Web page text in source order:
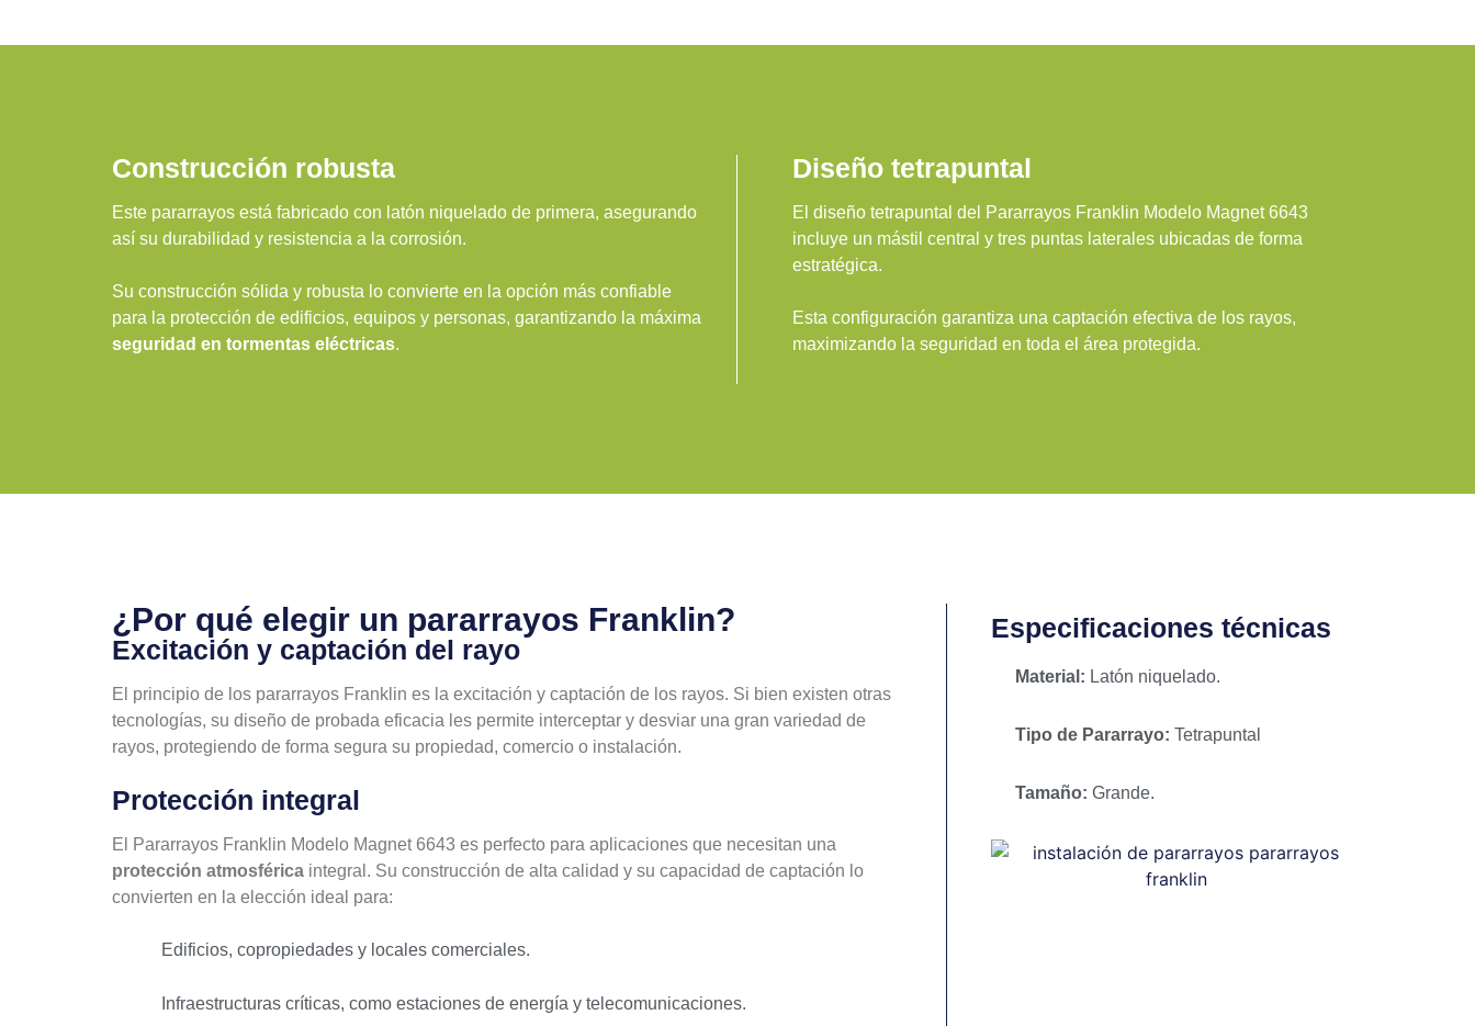
Construcción robusta
Este pararrayos está fabricado con latón niquelado de primera, asegurando
así su durabilidad y resistencia a la corrosión.
Su construcción sólida y robusta lo convierte en la opción más confiable
para la protección de edificios, equipos y personas, garantizando la máxima
seguridad en tormentas eléctricas.
Diseño tetrapuntal
El diseño tetrapuntal del Pararrayos Franklin Modelo Magnet 6643
incluye un mástil central y tres puntas laterales ubicadas de forma
estratégica.
Esta configuración garantiza una captación efectiva de los rayos,
maximizando la seguridad en toda el área protegida.
¿Por qué elegir un pararrayos Franklin?
Excitación y captación del rayo
El principio de los pararrayos Franklin es la excitación y captación de los rayos. Si bien existen otras
tecnologías, su diseño de probada eficacia les permite interceptar y desviar una gran variedad de
rayos, protegiendo de forma segura su propiedad, comercio o instalación.
Protección integral
El Pararrayos Franklin Modelo Magnet 6643 es perfecto para aplicaciones que necesitan una
protección atmosférica integral. Su construcción de alta calidad y su capacidad de captación lo
convierten en la elección ideal para:
Edificios, copropiedades y locales comerciales.
Infraestructuras críticas, como estaciones de energía y telecomunicaciones.
Especificaciones técnicas
Material: Latón niquelado.
Tipo de Pararrayo: Tetrapuntal
Tamaño:Grande.